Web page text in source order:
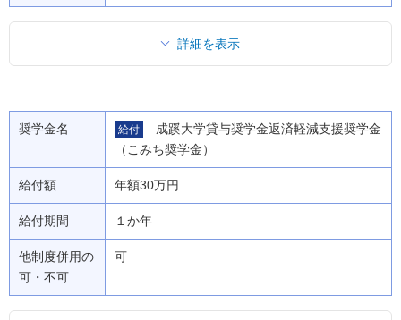
詳細を表示
奨学金名 給付
成蹊大学貸与奨学金返済軽減支援奨学金
（こみち奨学金）
給付額 年額30万円
給付期間 １か年
他制度併用の
可・不可
可